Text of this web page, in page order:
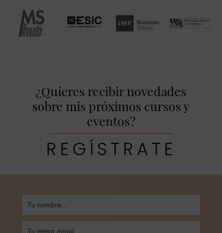
¿Quieres recibir novedades
sobre mis próximos cursos y
eventos?
REGÍSTRATE